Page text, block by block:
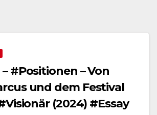
#Positionen – Von
und dem Festival
(2024) #Essay